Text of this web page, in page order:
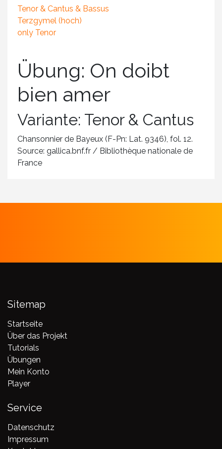
Übung: On doibt
bien amer
Variante: Tenor & Cantus
Chansonnier de Bayeux (F-Pn: Lat. 9346), fol. 12.
Source: gallica.bnf.fr / Bibliothèque nationale de
France
Tenor & Cantus & Bassus
Terzgymel (hoch)
only Tenor
Sitemap
Startseite
Über das Projekt
Tutorials
Übungen
Mein Konto
Player
Service
Datenschutz
Impressum